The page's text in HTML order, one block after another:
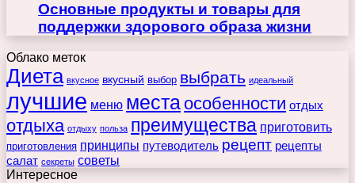
Основные продукты и товары для
поддержки здорового образа жизни
Облако меток
Диета вкусное вкусный выбор выбрать идеальный
лучшие меню места особенности отдых
отдыха отдыху польза преимущества приготовить
приготовления принципы путеводитель рецепт рецепты
салат секреты советы
Интересное